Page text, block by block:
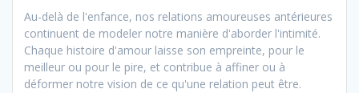
Au-delà de l'enfance, nos relations amoureuses antérieures
continuent de modeler notre manière d'aborder l'intimité.
Chaque histoire d'amour laisse son empreinte, pour le
meilleur ou pour le pire, et contribue à affiner ou à
déformer notre vision de ce qu'une relation peut être.